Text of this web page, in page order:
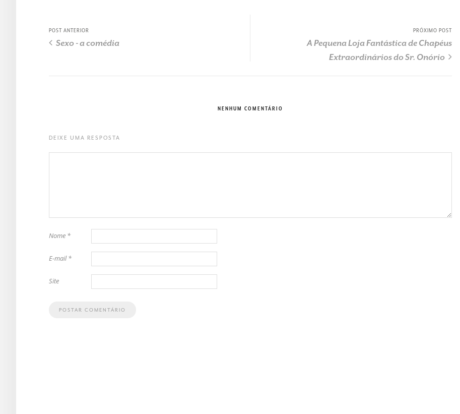
POST ANTERIOR
Sexo - a comédia
PRÓXIMO POST
A Pequena Loja Fantástica de Chapéus
Extraordinários do Sr. Onório
NENHUM COMENTÁRIO
DEIXE UMA RESPOSTA
Nome *
E-mail*
Site